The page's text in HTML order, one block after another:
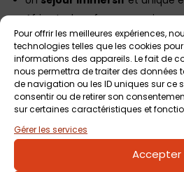
Pour offrir les meilleures expériences,
technologies telles que les cookies
informations des appareils. Le fait de
nous permettra de traiter des données
de navigation ou les ID uniques sur ce
consentir ou de retirer son
sur certaines caractéristiques et
Gérer les services
Accepter
Africa Lodges face aux
Détails et réservations ICI
Mon anniv’ au zoo: 3 formules
anniversaire d’enfant ! On
Accueil des groupes sur